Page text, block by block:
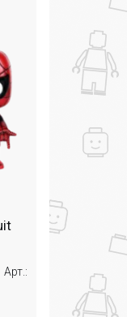
Арт.: